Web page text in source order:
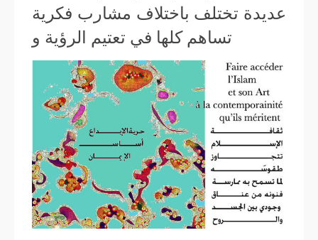
عديدة تختلف باختلاف مشارب فكرية
تساهم كلها في تعتيم الرؤية و